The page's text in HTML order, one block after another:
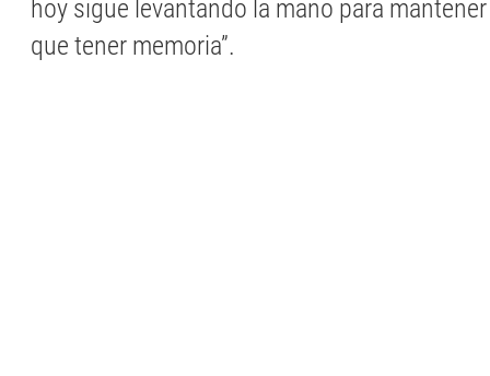
hoy sigue levantando la mano para
que tener memoria”.